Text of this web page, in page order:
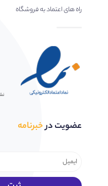
راه های اعتماد به فروشگاه
عضویت درخبرنامه